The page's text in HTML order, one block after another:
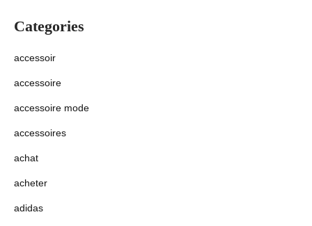
Categories
accessoir
accessoire
accessoire mode
accessoires
achat
acheter
adidas